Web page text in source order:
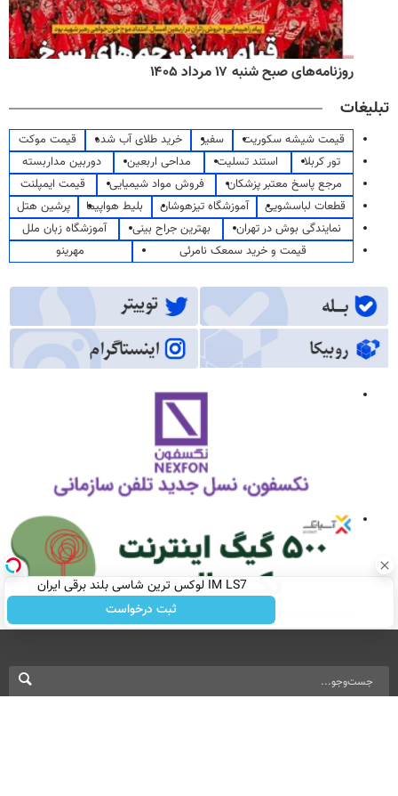
روزنامه‌های اقتصادی شنبه ۱۷ مرداد ۱۴۰۵
تبلیغات
قیمت شیشه سکوریت سفیر خرید طلای آب شده
قیمت موکت
تور کربلا
استند تسلیت مداحی اربعین
دوربین مداربسته
مرجع پاسخ معتبر پزشکان
فروش مواد شیمیایی
قیمت ایمپلنت
قطعات لباسشویی
آموزشگاه تیزهوشان بلیط هواپیما
پرشین هتل
نمایندگی بوش در تهران
بهترین جراح بینی
آموزشگاه زبان ملل
قیمت و خرید سمعک نامرئی
مهرینو
IM LS7 لوکس ترین شاسی بلند برقی ایران
ثبت درخواست